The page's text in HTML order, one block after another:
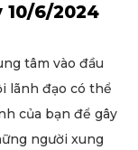
10/6/2024
tâm vào đầu
lãnh đạo có thể
của bạn để gây
người xung